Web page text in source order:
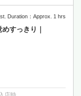
Duration：Approx. 1 hrs
すっきり｜